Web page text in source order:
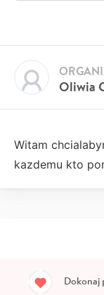
Oliwia
Witam
kazdemu kto
Dokonaj